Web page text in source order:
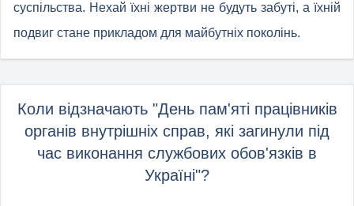
суспільства. Нехай їхні жертви не будуть забуті, а їхній
подвиг стане прикладом для майбутніх поколінь.
Коли відзначають "День пам'яті працівників
органів внутрішніх справ, які загинули під
час виконання службових обов'язків в
Україні"?